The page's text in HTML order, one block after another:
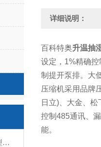
调温除湿机CFZ-5/S，2匹恒温型调温除湿机
详细说明：
百科特奥升温抽
设定，1%精确
制提开泵排。 大
压缩机采用品牌
日立)、大金、
控制485通讯、
能。